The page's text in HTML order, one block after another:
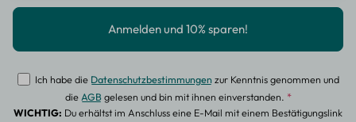
Ich habe die Datenschutzbestimmungenzur Kenntnis genommen und
dieAGBgelesen und bin mit ihnen einverstanden. *
WICHTIG: Du erhältst im Anschluss eine E-Mail mit einem Bestätigungslink